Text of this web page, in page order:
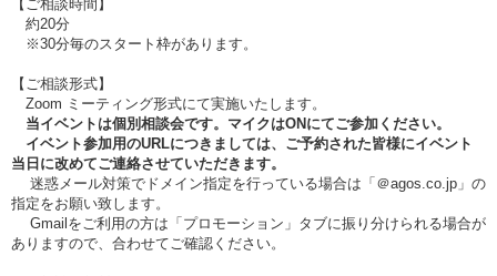
【ご相談時間】
約20分
※30分毎のスタート枠があります。
【ご相談形式】
Zoom ミーティング形式にて実施いたします。
当イベントは個別相談会です。マイクはONにてご参加ください。
イベント参加用のURLにつきましては、ご予約された皆様にイベント
当日に改めてご連絡させていただきます。
迷惑メール対策でドメイン指定を行っている場合は「＠agos.co.jp」の
指定をお願い致します。
Gmailをご利用の方は「プロモーション」タブに振り分けられる場合が
ありますので、合わせてご確認ください。